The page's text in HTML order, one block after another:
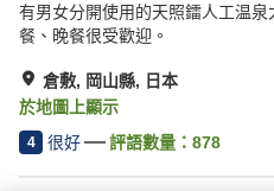
有男女分開使用的天照鐳人工温
餐、晚餐很受歡迎。
倉敷, 岡山縣, 日本
於地圖上顯示
4 很好 評語數量： 878